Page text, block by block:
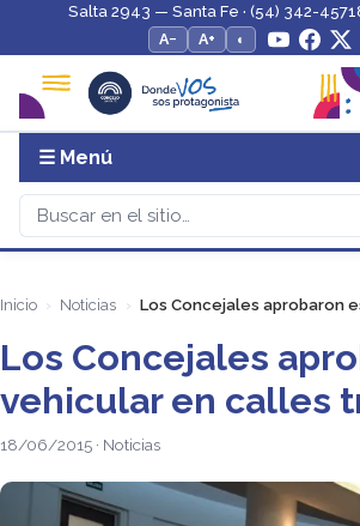
Salta 2943 — Santa Fe · (54) 342-
A−
A+ ◐
☰ Menú
Inicio Noticias Los Concejales aprobaron
Los Concejales
vehicular en calles
18/06/2015 · Noticias